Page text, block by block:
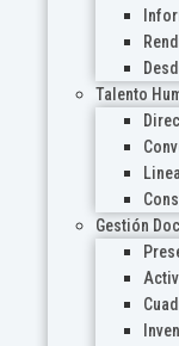
Talento
Gestión